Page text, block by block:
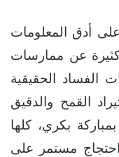
أدق المعلومات
عن ممارسات
الفساد الحقيقية
القمح والدقيق
بكري، كلها
مستمر على